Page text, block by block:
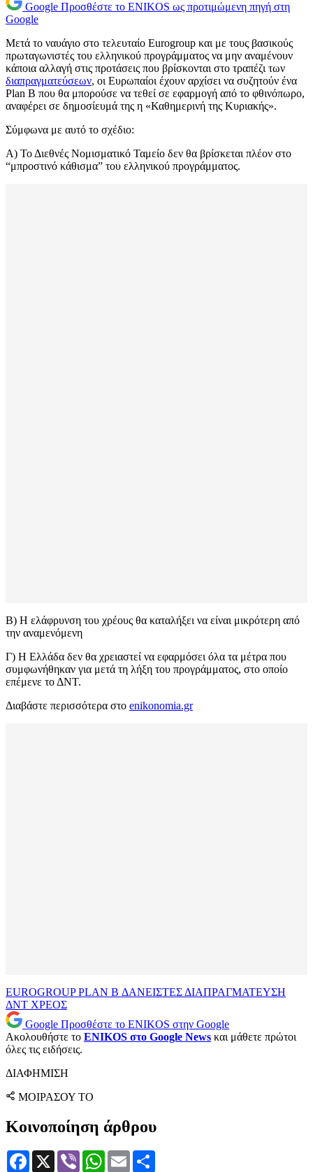
Google Προσθέστε το ENIKOS ως προτιμώμενη πηγή στη
Google
Μετά το ναυάγιο στο τελευταίο Eurogroup και με τους βασικούς
πρωταγωνιστές του ελληνικού προγράμματος να μην αναμένουν
κάποια αλλαγή στις προτάσεις που βρίσκονται στο τραπέζι των
διαπραγματεύσεων, οι Ευρωπαίοι έχουν αρχίσει να συζητούν ένα
Plan B που θα μπορούσε να τεθεί σε εφαρμογή από το φθινόπωρο,
αναφέρει σε δημοσίευμά της η «Καθημερινή της Κυριακής».
Σύμφωνα με αυτό το σχέδιο:
Α) Το Διεθνές Νομισματικό Ταμείο δεν θα βρίσκεται πλέον στο
“μπροστινό κάθισμα” του ελληνικού προγράμματος.
Β) Η ελάφρυνση του χρέους θα καταλήξει να είναι μικρότερη από
την αναμενόμενη
Γ) Η Ελλάδα δεν θα χρειαστεί να εφαρμόσει όλα τα μέτρα που
συμφωνήθηκαν για μετά τη λήξη του προγράμματος, στο οποίο
επέμενε το ΔΝΤ.
Διαβάστε περισσότερα στο enikonomia.gr
EUROGROUPPLAN B ΔΑΝΕΙΣΤΕΣ ΔΙΑΠΡΑΓΜΑΤΕΥΣΗ
ΔΝΤ ΧΡΕΟΣ
Google Προσθέστε το ENIKOS στην Google
Ακολουθήστε το ENIKOS στο Google News και μάθετε πρώτοι
όλες τις ειδήσεις.
ΔΙΑΦΗΜΙΣΗ
ΜΟΙΡΑΣΟΥ ΤΟ
Κοινοποίηση άρθρου
Facebook
X Viber WhatsApp
Email